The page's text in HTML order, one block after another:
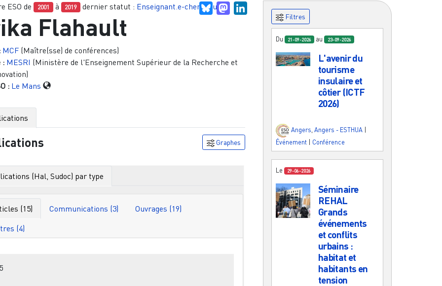
BlueskyMastodonLinkedIn
ESO de 2001 à 2019 dernier statut : Enseignant.e-chercheur.e
Flahault
MCF(Maître(sse) de conférences)
: MESRI (Ministère de l'Enseignement Supérieur de la Recherche et
: Le Mans
Graphes
(Hal, Sudoc) par type
(15) Communications (3)
Ouvrages (19)
Autres (4)
Filtres
Du 21-09-2026 au 23-09-2026
L'avenir du
tourisme
insulaire et
côtier (ICTF
2026)
Angers Angers - ESTHUA
Événement
Conférence
Le 29-06-2026
Séminaire
REHAL
Grands
événements
et conflits
urbains :
habitat et
habitants en
tension